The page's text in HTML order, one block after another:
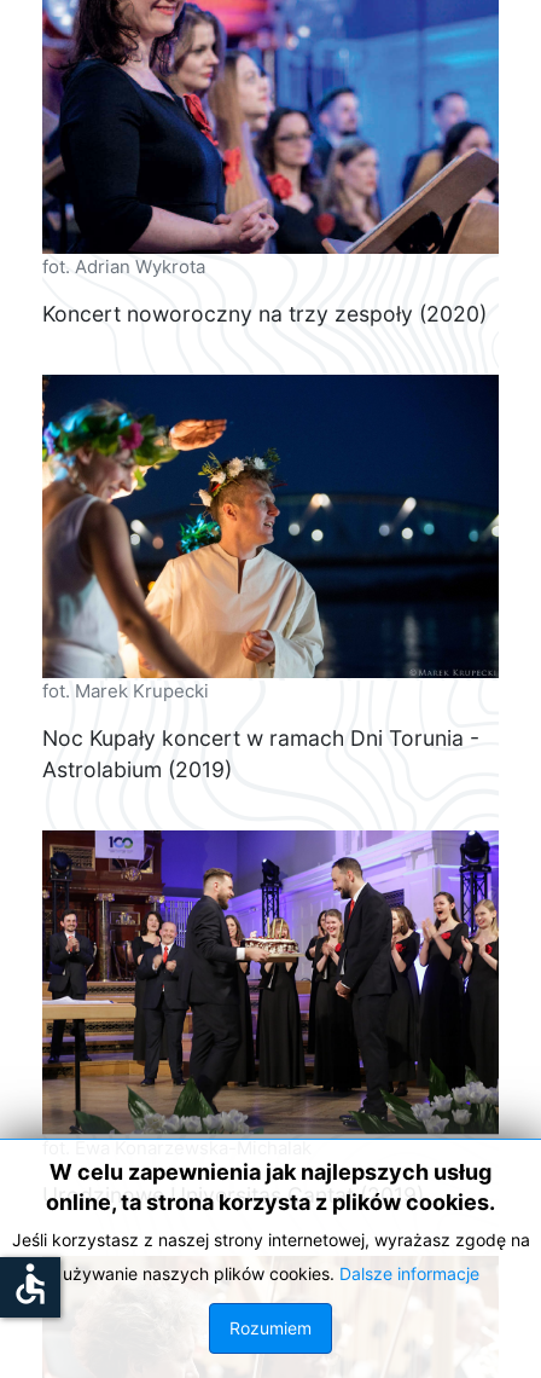
fot. Adrian Wykrota
Koncert noworoczny na trzy zespoły (2020)
fot. Marek Krupecki
Noc Kupały koncert w ramach Dni Torunia -
Astrolabium (2019)
Urodzinowe Universitas Cantat (2019)
W celu zapewnienia jak najlepszych usług
online, ta strona korzysta z plików cookies.
Jeśli korzystasz z naszej strony internetowej, wyrażasz zgodę na
używanie naszych plików cookies. Dalsze informacje
Rozumiem
accessible